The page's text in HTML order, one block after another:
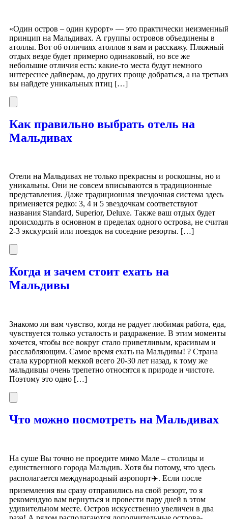
«Один остров – один курорт» — это практически
принцип на Мальдивах. А группы островов объединены в
атоллы. Вот об отличиях атоллов я вам и расскажу. Пляжный
отдых везде будет примерно одинаковый, но все же
небольшие отличия есть: какие-то места будут немного
интереснее дайверам, до других проще добраться, а на
вы найдете уникальных птиц […]
Как правильно выбрать отель на
Мальдивах
Отели на Мальдивах не только прекрасны и роскошны, но и
уникальны. Они не совсем вписываются в традиционные
представления. Даже традиционная звездочная система здесь
применяется редко: 3, 4 и 5 звездочкам соответствуют
названия Standard, Superior, Deluxe. Также ваш отдых будет
происходить в основном в пределах одного острова, не считая
2-3 экскурсий или поездок на соседние резорты. […]
Когда и зачем стоит ехать на
Мальдивы
Знакомо ли вам чувство, когда не радует любимая работа, еда,
чувствуется только усталость и раздражение. В этим моменты
хочется, чтобы все вокруг стало приветливым, красивым и
расслабляющим. Самое время ехать на Мальдивы! ?️ Страна
стала курортной меккой всего 20-30 лет назад, к тому же
мальдивцы очень трепетно относятся к природе и чистоте.
Поэтому это одно […]
Что можно посмотреть на Мальдивах
На суше Вы точно не проедите мимо Мале – столицы и
единственного города Мальдив. Хотя бы потому, что здесь
располагается международный аэропорт✈️. Если после
приземления вы сразу отправились на свой резорт, то я
рекомендую вам вернуться и провести пару дней в этом
удивительном месте. Остров искусственно увеличен в два